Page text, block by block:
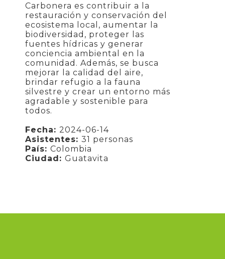
Carbonera es contribuir a la
restauración y conservación del
ecosistema local, aumentar la
biodiversidad, proteger las
fuentes hídricas y generar
conciencia ambiental en la
comunidad. Además, se busca
mejorar la calidad del aire,
brindar refugio a la fauna
silvestre y crear un entorno más
agradable y sostenible para
todos.
Fecha:2024-06-14
Asistentes:31 personas
País:Colombia
Ciudad:Guatavita